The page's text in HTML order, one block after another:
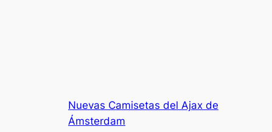
Nuevas Camisetas del Ajax de
Ámsterdam